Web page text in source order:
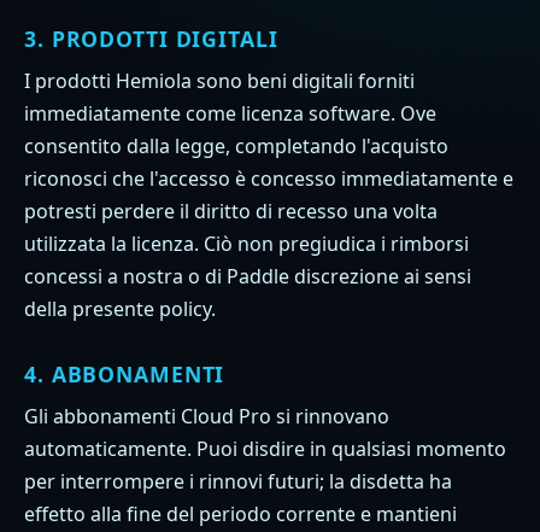
3. PRODOTTI DIGITALI
I prodotti Hemiola sono beni digitali forniti
immediatamente come licenza software. Ove
consentito dalla legge, completando l'acquisto
riconosci che l'accesso è concesso immediatamente e
potresti perdere il diritto di recesso una volta
utilizzata la licenza. Ciò non pregiudica i rimborsi
concessi a nostra o di Paddle discrezione ai sensi
della presente policy.
4. ABBONAMENTI
Gli abbonamenti Cloud Pro si rinnovano
automaticamente. Puoi disdire in qualsiasi momento
per interrompere i rinnovi futuri; la disdetta ha
effetto alla fine del periodo corrente e mantieni